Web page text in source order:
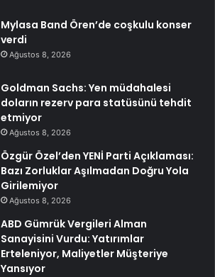
Mylasa Band Ören’de coşkulu konser
verdi
Ağustos 8, 2026
Goldman Sachs: Yen müdahalesi
doların rezerv para statüsünü tehdit
etmiyor
Ağustos 8, 2026
Özgür Özel’den YENİ Parti Açıklaması:
Bazı Zorluklar Aşılmadan Doğru Yola
Girilemiyor
Ağustos 8, 2026
ABD Gümrük Vergileri Alman
Sanayisini Vurdu: Yatırımlar
Erteleniyor, Maliyetler Müşteriye
Yansıyor